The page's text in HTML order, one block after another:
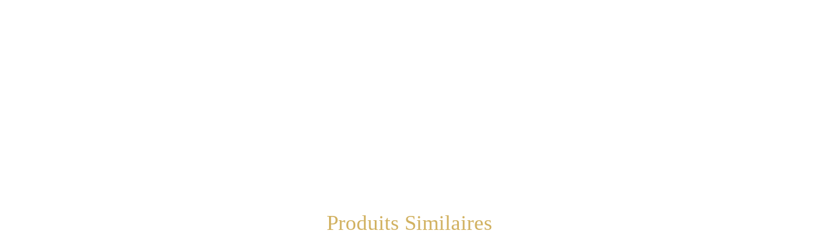
Produits Similaires